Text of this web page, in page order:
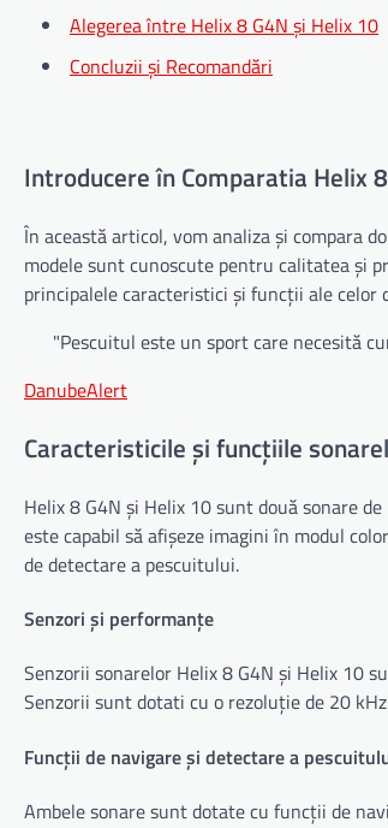
Alegerea între Helix 8 G4N și Helix 10
Concluzii și Recomandări
Introducere în Comparatia Helix
În această articol, vom analiza și compara
modele sunt cunoscute pentru calitatea și
principalele caracteristici și funcții ale celor
"Pescuitul este un sport care necesită
DanubeAlert
Caracteristicile și funcțiile
Helix 8 G4N și Helix 10 sunt două sonare
este capabil să afișeze imagini în modul
de detectare a pescuitului.
Senzori și performanțe
Senzorii sonarelor Helix 8 G4N și Helix 10
Senzorii sunt dotati cu o rezoluție de 20
Funcții de navigare și detectare a
Ambele sonare sunt dotate cu funcții de